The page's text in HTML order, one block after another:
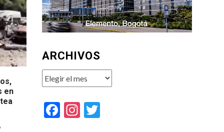
en
ARCHIVOS
Archivos
Facebook
Instagram
Twitter